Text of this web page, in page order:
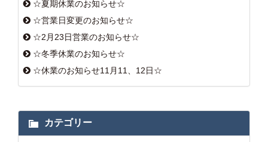
☆夏期休業のお知らせ☆
☆営業日変更のお知らせ☆
☆2月23日営業のお知らせ☆
☆冬季休業のお知らせ☆
☆休業のお知らせ11月11、12日☆
カテゴリー